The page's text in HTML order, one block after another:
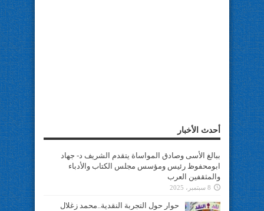
أحدث الأخبار
ببالغ الأسى وصادق المواساة يتقدم الشريف د- جهاد
ابومحفوظ رئيس ومؤسس مجلس الكتاب والأدباء
والمثقفين العرب
8 سبتمبر، 2025
حوار حول التجربة النقدية..محمد زغلال